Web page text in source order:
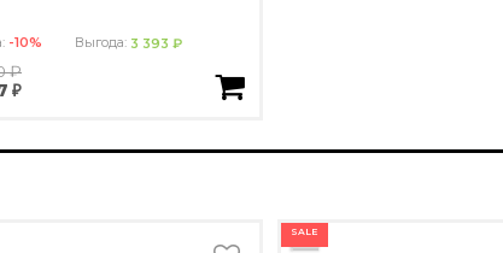
-10% Выгода: 3 393 ₽
₽
₽
SALE